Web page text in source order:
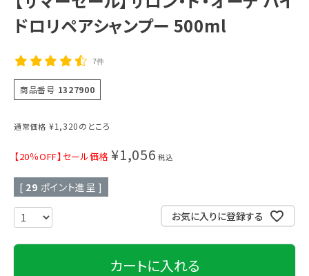
ドロリペアシャンプー 500ml
7件
商品番号 1327900
通常価格 ¥1,320のところ
【20％OFF】セール価格 ¥1,056 税込
[ 29 ポイント進呈 ]
お気に入りに登録する
カートに入れる